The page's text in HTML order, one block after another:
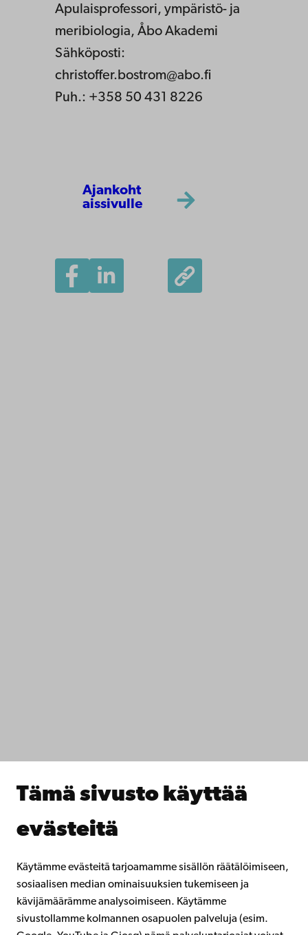
Tämä sivusto käyttää
evästeitä
Käytämme evästeitä tarjoamamme sisällön räätälöimiseen,
sosiaalisen median ominaisuuksien tukemiseen ja
kävijämäärämme analysoimiseen. Käytämme
sivustollamme kolmannen osapuolen palveluja (esim.
Apulaisprofessori, ympäristö- ja
meribiologia, Åbo Akademi
Sähköposti:
christoffer.bostrom@abo.fi
Puh.: +358 50 431 8226
Ajankoht
aissivulle
Åbo Akademin kirjasto
Lahjoita Åbo Akademille
Åbo Akademista
Facebook Instagram YouTube LinkedIn Blog Snapchat